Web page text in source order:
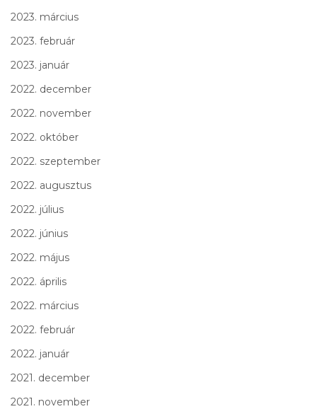
2023. március
2023. február
2023. január
2022. december
2022. november
2022. október
2022. szeptember
2022. augusztus
2022. július
2022. június
2022. május
2022. április
2022. március
2022. február
2022. január
2021. december
2021. november